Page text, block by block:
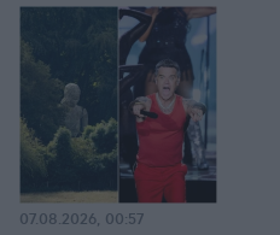
07.08.2026, 00:57